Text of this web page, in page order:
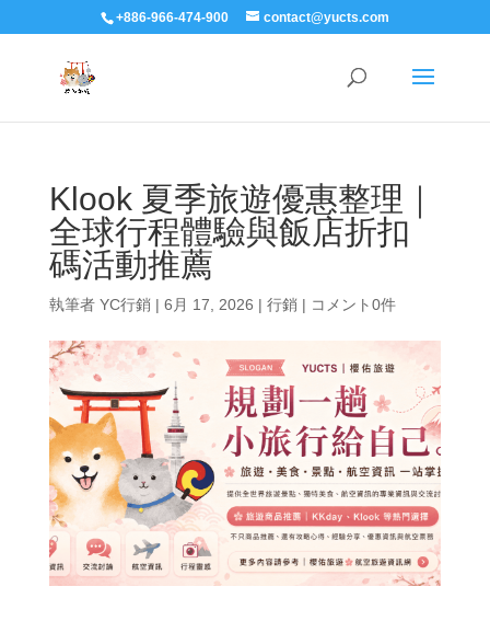
+886-966-474-900 contact@yucts.com
Klook 夏季旅遊優惠整理｜
全球行程體驗與飯店折扣
碼活動推薦
執筆者 YC行銷| 6月 17, 2026 | 行銷| コメント0件